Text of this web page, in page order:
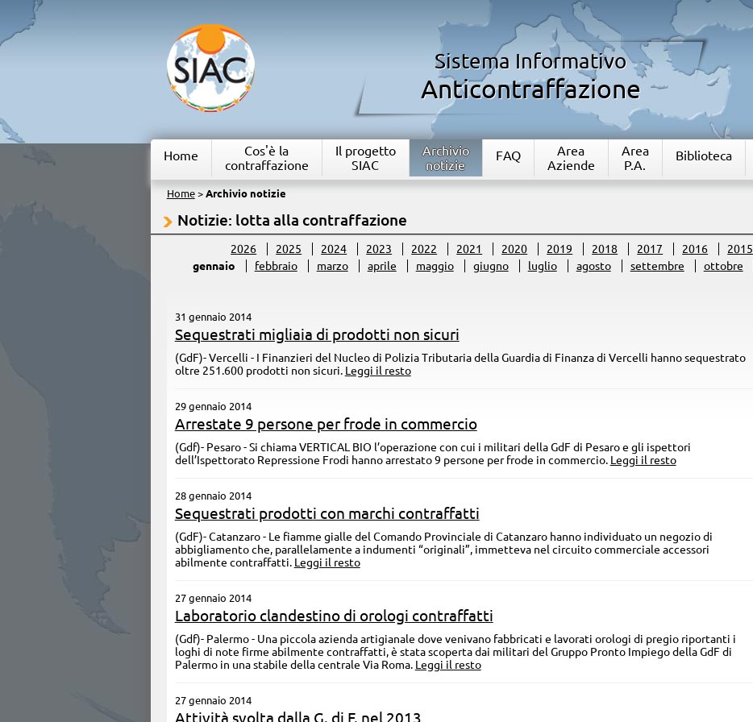
Sistema Informativo
Anticontraffazione
Home
Cos'è la
contraffazione
Il progetto
SIAC
Archivio
notizie
FAQ
Area
Aziende
Area
P.A.
Biblioteca
Home> Archivio notizie
Notizie: lotta alla contraffazione
2026 2025 2024 2023 2022 2021 2020 2019 2018 2017 2016 2015
gennaio
febbraio marzo aprile maggio giugno luglio agosto settembre ottobre
31 gennaio 2014
Sequestrati migliaia di prodotti non sicuri
(GdF)- Vercelli - I Finanzieri del Nucleo di Polizia Tributaria della Guardia di Finanza di Vercelli hanno sequestrato
oltre 251.600 prodotti non sicuri. Leggi il resto
29 gennaio 2014
Arrestate 9 persone per frode in commercio
(Gdf)- Pesaro - ​Si chiama VERTICAL BIO l’operazione con cui i militari della GdF di Pesaro e gli ispettori
dell’Ispettorato Repressione Frodi hanno arrestato 9 persone per frode in commercio. Leggi il resto
28 gennaio 2014
Sequestrati prodotti con marchi contraffatti
(GdF)- Catanzaro - Le fiamme gialle del Comando Provinciale di Catanzaro hanno individuato un negozio di
abbigliamento che, parallelamente a indumenti “originali”, immetteva nel circuito commerciale accessori
abilmente contraffatti. Leggi il resto
27 gennaio 2014
Laboratorio clandestino di orologi contraffatti
(Gdf)- Palermo - ​Una piccola azienda artigianale dove venivano fabbricati e lavorati orologi di pregio riportanti i
loghi di note firme abilmente contraffatti, è stata scoperta dai militari del Gruppo Pronto Impiego della GdF di
Palermo in una stabile della centrale Via Roma. Leggi il resto
27 gennaio 2014
Attività svolta dalla G. di F. nel 2013